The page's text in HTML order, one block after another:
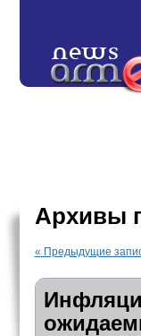
Архивы
« Предыдущие